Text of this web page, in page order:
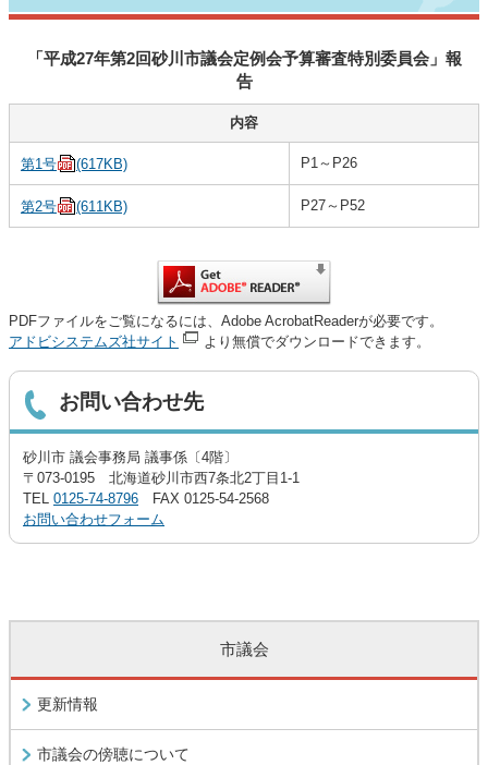
「平成27年第2回砂川市議会定例会予算審査特別委員会」報
告
内容
第1号 (617KB) P1～P26
第2号 (611KB) P27～P52
PDFファイルをご覧になるには、Adobe AcrobatReaderが必要です。
アドビシステムズ社サイト
より無償でダウンロードできます。
お問い合わせ先
砂川市 議会事務局 議事係〔4階〕
〒073-0195 北海道砂川市西7条北2丁目1-1
TEL 0125-74-8796 FAX 0125-54-2568
お問い合わせフォーム
市議会
更新情報
市議会の傍聴について